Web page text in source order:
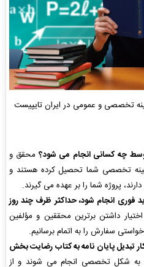
تخصصی و عمومی در ایران تایپیست
چه کسانی انجام می شود؟ محقق و
تخصصی شما تحصیل کرده هستند و
پروژه شما را بر عهده می گیرند.
فوری انجام شود، حداکثر ظرف چند روز
اختیار داشتن برترین محققین و مؤلفین
سفارش را به اتمام برسانیم.
تبدیل پایان نامه به کتاب رضایت بخش
به شکل تخصصی انجام می شوند و از